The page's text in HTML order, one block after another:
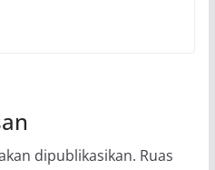
dipublikasikan. Ruas